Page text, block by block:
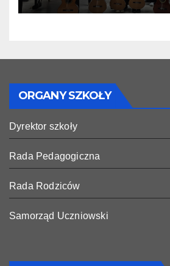
ORGANY SZKOŁY
Dyrektor szkoły
Rada Pedagogiczna
Rada Rodziców
Samorząd Uczniowski